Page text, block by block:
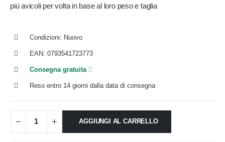
più avicoli per volta in base al loro peso e taglia
Condizioni: Nuovo
EAN: 0793541723773
Consegna gratuita
Reso entro 14 giorni dalla data di consegna
AGGIUNGI AL CARRELLO